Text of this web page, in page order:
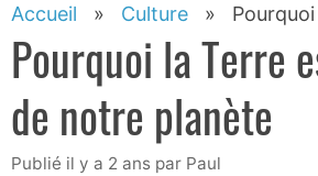
Accueil » Culture »
Pourquoi la Terre
de notre planète
publié il y a 2 ans par Paul